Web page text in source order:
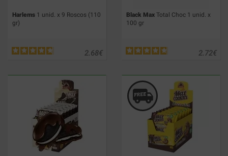
Harlems 1 unid. x 9 Roscos (110
gr)
€
2.68
Black Max Total Choc 1 unid. x
100 gr
€
2.72